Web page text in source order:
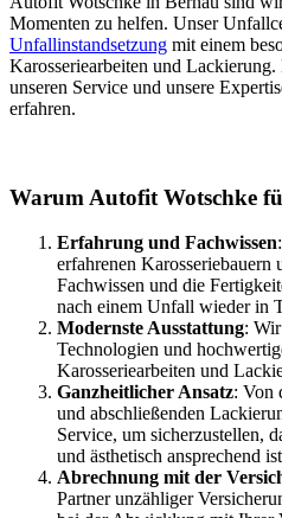
Momenten zu helfen. Unser
Unfallinstandsetzung mit einem
Karosseriearbeiten und
unseren Service und unsere
erfahren.
Warum Autofit Wotschke
Erfahrung und Fachwissen
erfahrenen Karosseriebauern
Fachwissen und die
nach einem Unfall wieder in
Modernste Ausstattung:
Technologien und
Karosseriearbeiten und
Ganzheitlicher Ansatz: Von
und abschließenden
Service, um sicherzustellen,
und ästhetisch ansprechend
Abrechnung mit der
Partner unzähliger